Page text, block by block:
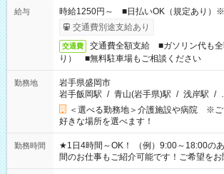
給与
時給1250円～ ■日払いOK（規定あり）
交通費別途支給あり
交通費
交通費全額支給 ■ガソリン代も全
り） ■無料駐車場もご相談ください
勤務地
岩手県盛岡市
岩手飯岡駅 / 青山(岩手県)駅 / 浅岸駅 /
＜選べる勤務地＞介護施設や病院 ※ご
好きな場所を選べます！
勤務時間
★1日4時間～OK！ （例）9:00～18:00の
間のお仕事もご紹介可能です！ご希望を
家庭の都合でお休みが必要な場合も遠慮